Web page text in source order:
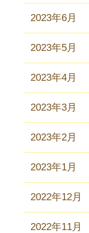
2023年6月
2023年5月
2023年4月
2023年3月
2023年2月
2023年1月
2022年12月
2022年11月